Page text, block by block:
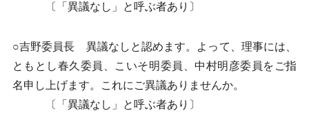
〔「異議なし」と呼ぶ者あり〕
○吉野委員長 異議なしと認めます。よって、理事には、
ともとし春久委員、こいそ明委員、中村明彦委員をご指
名申し上げます。これにご異議ありませんか。
〔「異議なし」と呼ぶ者あり〕